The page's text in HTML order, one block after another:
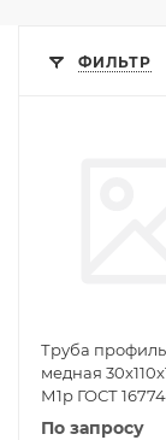
ФИЛЬТР
Труба
медная
М1р ГОСТ
По запросу